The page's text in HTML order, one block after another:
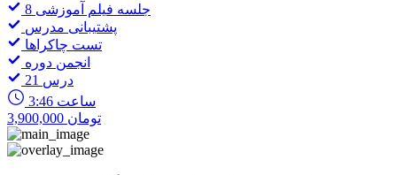
8 جلسه فیلم آموزشی
پشتیبانی مدرس
تست چاکراها
انجمن دوره
21 درس
3:46 ساعت
3,900,000 تومان